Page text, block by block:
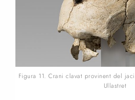
Figura 11. Crani clavat provinent del
Ullastret